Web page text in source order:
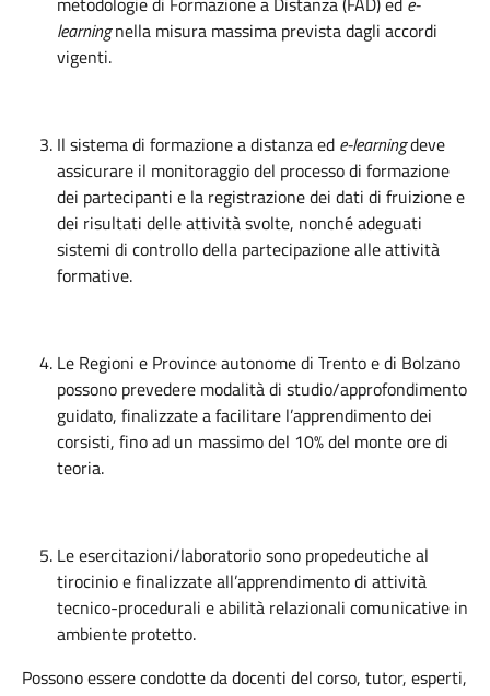
learningnella misura massima prevista dagli accordi
vigenti.
Il sistema di formazione a distanza ed e-learningdeve
assicurare il monitoraggio del processo di formazione
dei partecipanti e la registrazione dei dati di fruizione e
dei risultati delle attività svolte, nonché adeguati
sistemi di controllo della partecipazione alle attività
formative.
Le Regioni e Province autonome di Trento e di Bolzano
possono prevedere modalità di studio/approfondimento
guidato, finalizzate a facilitare l’apprendimento dei
corsisti, fino ad un massimo del 10% del monte ore di
teoria.
Le esercitazioni/laboratorio sono propedeutiche al
tirocinio e finalizzate all’apprendimento di attività
tecnico-procedurali e abilità relazionali comunicative in
ambiente protetto.
Possono essere condotte da docenti del corso, tutor, esperti,